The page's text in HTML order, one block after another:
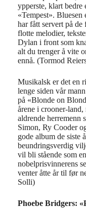
ypperste, klart bedre
«Tempest». Bluesen
har fått servert på
flotte melodier,
Dylan i front som
alt du trenger å vite
ennå. (Tormod
Musikalsk er det en
lenge siden vår
på «Blonde on
årene i crooner-land,
aldrende herremenn
Simon, Ry Cooder
gode album de siste
beundringsverdig
vil bli stående som
nobelprisvinnerens
venter åtte år til før
Solli)
Phoebe Bridgers: